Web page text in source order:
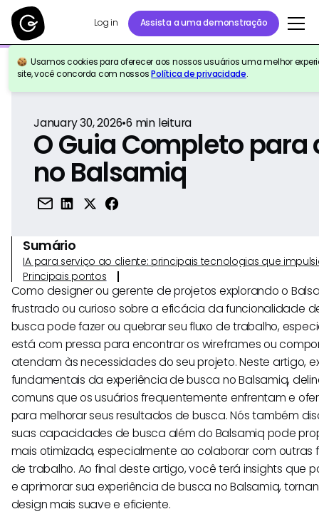
Log in Assista a uma demonstração
Usamos cookies para oferecer aos nossos usuários uma melhor
site, você concorda com nossosPolítica de privacidade.
Voltar para a referência
January 30, 2026•6 min leitura
O Guia Completo para
no Balsamiq
Sumário
IA para serviço ao cliente: principais tecnologias que
Principais pontos
Como designer ou gerente de projetos explorando o
frustrado ou curioso sobre a eficácia da funcionalidade
busca pode fazer ou quebrar seu fluxo de trabalho,
está com pressa para encontrar os wireframes ou
atendam às necessidades do seu projeto. Neste artigo,
fundamentais da experiência de busca no Balsamiq,
comuns que os usuários frequentemente enfrentam e
para melhorar seus resultados de busca. Nós também
suas capacidades de busca além do Balsamiq pode
mais otimizada, especialmente ao colaborar com outras
de trabalho. Ao final deste artigo, você terá insights que
e aprimorar sua experiência de busca no Balsamiq,
design mais suave e eficiente.